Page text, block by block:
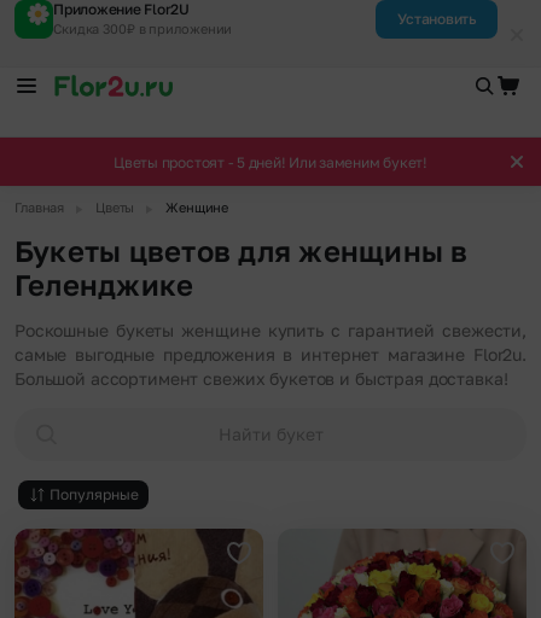
Приложение Flor2U
Скидка 300₽ в приложении
Установить
Цветы простоят - 5 дней! Или заменим букет!
Главная Цветы Женщине
Букеты цветов для женщины в
Геленджике
Роскошные букеты женщине купить с гарантией свежести,
самые выгодные предложения в интернет магазине Flor2u.
Большой ассортимент свежих букетов и быстрая доставка!
Найти букет
Популярные
Добавить в избранное